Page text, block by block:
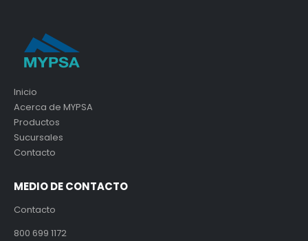
Inicio
Acerca de MYPSA
Productos
Sucursales
Contacto
MEDIO DE CONTACTO
Contacto
800 699 1172